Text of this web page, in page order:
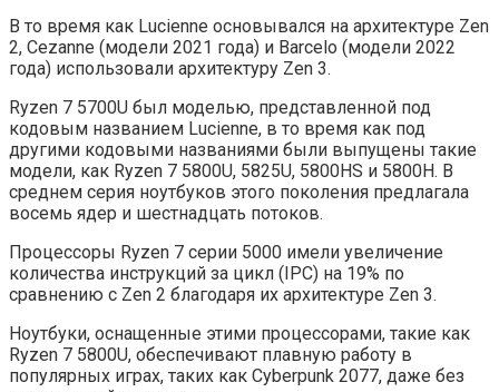
В то время как Lucienne основывался на архитектуре Zen
2, Cezanne (модели 2021 года) и Barcelo (модели 2022
года) использовали архитектуру Zen 3.
Ryzen 7 5700U был моделью, представленной под
кодовым названием Lucienne, в то время как под
другими кодовыми названиями были выпущены такие
модели, как Ryzen 7 5800U, 5825U, 5800HS и 5800H. В
среднем серия ноутбуков этого поколения предлагала
восемь ядер и шестнадцать потоков.
Процессоры Ryzen 7 серии 5000 имели увеличение
количества инструкций за цикл (IPC) на 19% по
сравнению с Zen 2 благодаря их архитектуре Zen 3.
Ноутбуки, оснащенные этими процессорами, такие как
Ryzen 7 5800U, обеспечивают плавную работу в
популярных играх, таких как Cyberpunk 2077, даже без